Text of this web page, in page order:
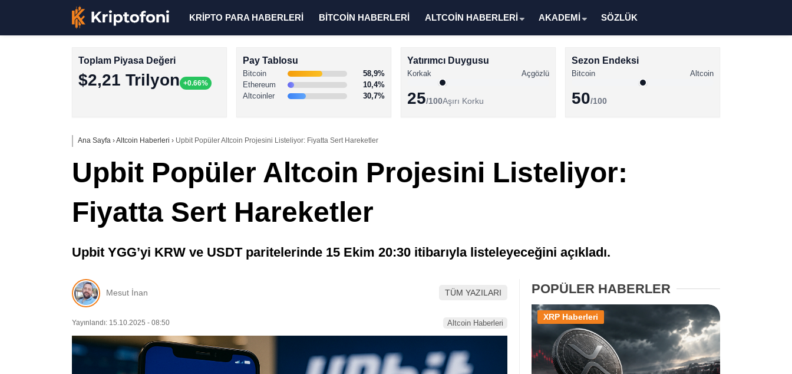
Stablecoin Haberleri
Facebook
KRİPTO PARA HABERLERİ BİTCOİN HABERLERİ ALTCOİN HABERLERİ AKADEMİ SÖZLÜK
Toplam Piyasa Değeri
$2,21 Trilyon +0.66%
Pay Tablosu
Bitcoin
58,9%
Ethereum
10,4%
Altcoinler
30,7%
Yatırımcı Duygusu
Korkak Açgözlü
25/100Aşırı Korku
Sezon Endeksi
Bitcoin Altcoin
50/100
Ana Sayfa ›Altcoin Haberleri › Upbit Popüler Altcoin Projesini Listeliyor: Fiyatta Sert Hareketler
Upbit Popüler Altcoin Projesini Listeliyor:
Fiyatta Sert Hareketler
Upbit YGG’yi KRW ve USDT paritelerinde 15 Ekim 20:30 itibarıyla listeleyeceğini açıkladı.
Mesut İnan TÜM YAZILARI
Yayınlandı: 15.10.2025 - 08:50 Altcoin Haberleri
POPÜLER HABERLER
XRP Haberleri